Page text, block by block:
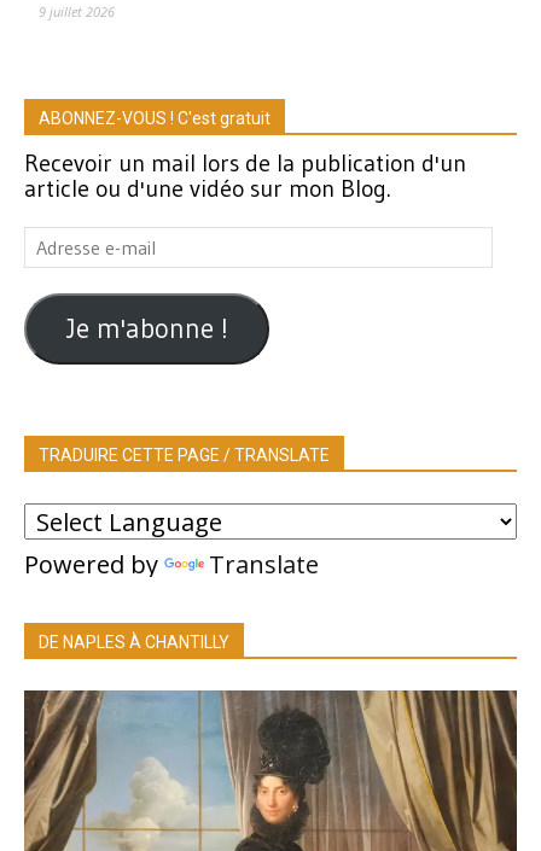
9 juillet 2026
ABONNEZ-VOUS ! C'est gratuit
Recevoir un mail lors de la publication d'un
article ou d'une vidéo sur mon Blog.
Adresse
e-
mail
Je m'abonne !
TRADUIRE CETTE PAGE / TRANSLATE
Powered by Translate
DE NAPLES À CHANTILLY